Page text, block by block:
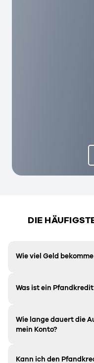
DIE
Wie viel Geld
Was ist ein
Wie lange dauert die
mein Konto?
Kann ich den